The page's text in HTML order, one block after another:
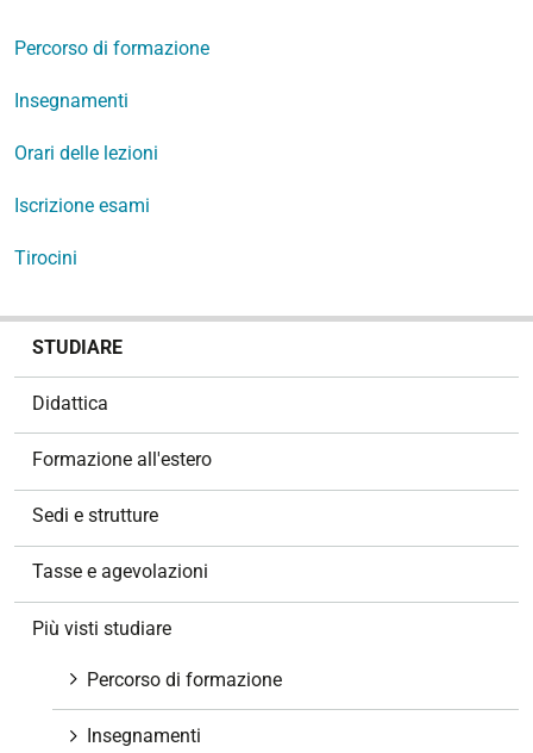
Percorso di formazione
Insegnamenti
Orari delle lezioni
Iscrizione esami
Tirocini
STUDIARE
Didattica
Formazione all'estero
Sedi e strutture
Tasse e agevolazioni
Più visti studiare
Percorso di formazione
Insegnamenti